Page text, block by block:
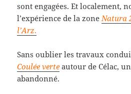
sont engagées. Et localement,
l’expérience de la zoneNatura
l’Arz.
Sans oublier les travaux
Coulée verte autour de Célac,
abandonné.